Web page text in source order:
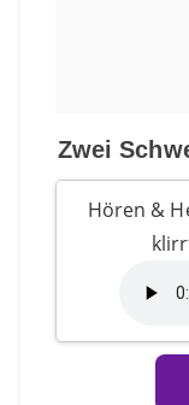
Zwei
Hören &